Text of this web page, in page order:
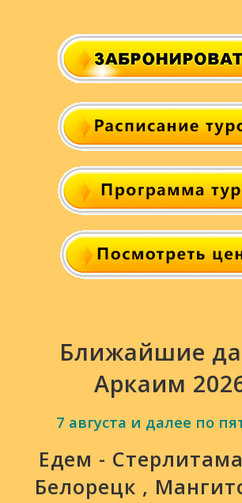
Ближайшие
Аркаим
7 августа и далее по
Едем -
Белорецк ,